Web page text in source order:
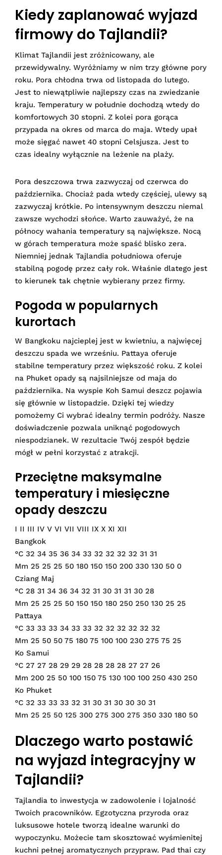
Kiedy zaplanować wyjazd
firmowy do Tajlandii?
Klimat Tajlandii jest zróżnicowany, ale
przewidywalny. Wyróżniamy w nim trzy główne pory
roku. Pora chłodna trwa od listopada do lutego.
Jest to niewątpliwie najlepszy czas na zwiedzanie
kraju. Temperatury w południe dochodzą wtedy do
komfortowych 30 stopni. Z kolei pora gorąca
przypada na okres od marca do maja. Wtedy upał
może sięgać nawet 40 stopni Celsjusza. Jest to
czas idealny wyłącznie na leżenie na plaży.
Pora deszczowa trwa zazwyczaj od czerwca do
października. Chociaż pada wtedy częściej, ulewy są
zazwyczaj krótkie. Po intensywnym deszczu niemal
zawsze wychodzi słońce. Warto zauważyć, że na
północy wahania temperatury są największe. Nocą
w górach temperatura może spaść blisko zera.
Niemniej jednak Tajlandia południowa oferuje
stabilną pogodę przez cały rok. Właśnie dlatego jest
to kierunek tak chętnie wybierany przez firmy.
Pogoda w popularnych
kurortach
W Bangkoku najcieplej jest w kwietniu, a najwięcej
deszczu spada we wrześniu. Pattaya oferuje
stabilne temperatury przez większość roku. Z kolei
na Phuket opady są najsilniejsze od maja do
października. Na wyspie Koh Samui deszcz pojawia
się głównie w listopadzie. Dzięki tej wiedzy
pomożemy Ci wybrać idealny termin podróży. Nasze
doświadczenie pozwala uniknąć pogodowych
niespodzianek. W rezultacie Twój zespół będzie
mógł w pełni korzystać z atrakcji.
Przeciętne maksymalne
temperatury i miesięczne
opady deszczu
I II III IV V VI VII VIII IX X XI XII
Bangkok
°C 32 34 35 36 34 33 32 32 32 32 31 31
Mm 25 25 25 50 180 150 150 200 330 130 50 0
Cziang Maj
°C 28 31 34 36 34 32 31 30 31 31 30 28
Mm 25 25 25 50 150 150 180 250 250 130 25 25
Pattaya
°C 33 33 33 34 33 33 32 32 32 32 32 32
Mm 25 50 50 75 180 75 100 100 230 275 75 25
Ko Samui
°C 27 27 28 29 29 28 28 28 28 27 27 26
Mm 200 25 50 100 150 75 130 100 100 250 430 250
Ko Phuket
°C 32 33 33 33 32 31 30 31 30 30 30 31
Mm 25 25 50 125 300 275 300 275 350 330 180 50
Dlaczego warto postawić
na wyjazd integracyjny w
Tajlandii?
Tajlandia to inwestycja w zadowolenie i lojalność
Twoich pracowników. Egzotyczna przyroda oraz
luksusowe hotele tworzą idealne warunki do
wypoczynku. Możecie tam skosztować wyśmienitej
kuchni pełnej aromatycznych przypraw. Pad thai czy